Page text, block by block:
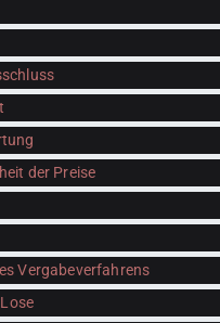
der Preise
Vergabeverfahrens